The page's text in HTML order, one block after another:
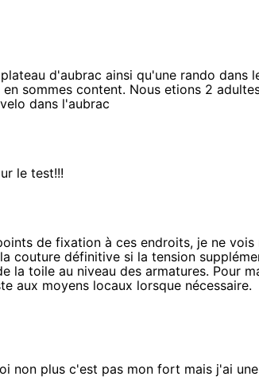
d'aubrac ainsi qu'une rando dans
sommes content. Nous etions 2
dans l'aubrac
le test!!!
de fixation à ces endroits, je ne
couture définitive si la tension
la toile au niveau des armatures. Pour
aux moyens locaux lorsque nécessaire.
non plus c'est pas mon fort mais j'ai